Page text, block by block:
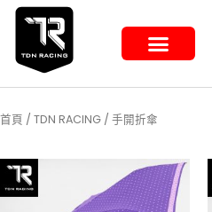
容
首頁 / TDN RACING / 手開折傘